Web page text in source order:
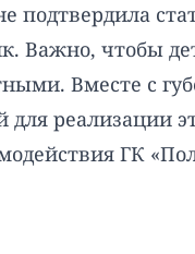
подтвердила
Важно, чтобы
Вместе с
реализации
ГК